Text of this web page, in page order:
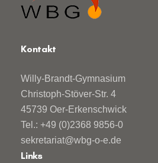
Kontakt
Willy-Brandt-Gymnasium
Christoph-Stöver-Str. 4
45739 Oer-Erkenschwick
Tel.: +49 (0)2368 9856-0
sekretariat@wbg-o-e.de
Links